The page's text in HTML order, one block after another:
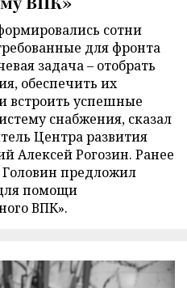
сотни
для фронта
задача – отобрать
обеспечить их
встроить успешные
снабжения, сказал
Центра развития
Алексей Рогозин. Ранее
Головин предложил
помощи
ВПК».